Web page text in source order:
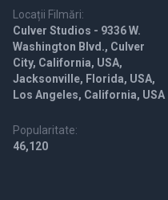
Locații Filmări:
Culver Studios - 9336 W.
Washington Blvd., Culver
City, California, USA,
Jacksonville, Florida, USA,
Los Angeles, California, USA
Popularitate:
46,120